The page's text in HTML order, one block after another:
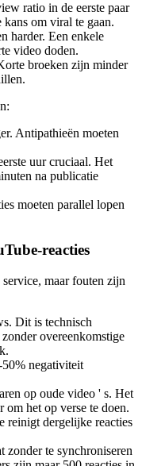
ratio in de eerste paar
om viral te gaan.
harder. Een enkele
video doden.
broeken zijn minder
Antipathieën moeten
uur cruciaal. Het
na publicatie
moeten parallel lopen
reacties
maar fouten zijn
Dit is technisch
overeenkomstige
50% negativiteit
op oude video ' s. Het
het op verse te doen.
reinigt dergelijke reacties
zonder te synchroniseren